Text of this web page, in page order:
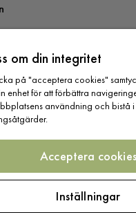
Följ oss
om din integritet
på "acceptera cookies"
enhet för att förbättra
användning och bistå
Acceptera cookies
Inställningar